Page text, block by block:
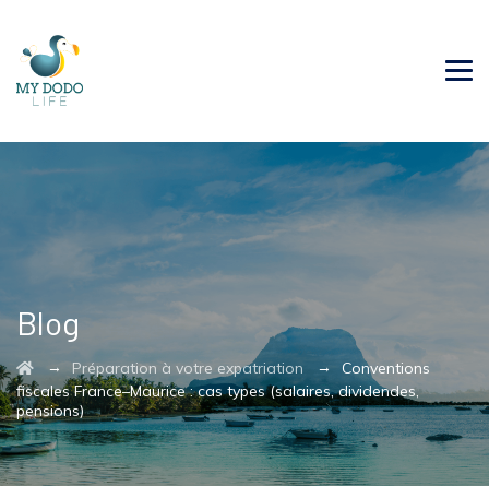
Blog
→ Préparation à votre expatriation → Conventions
fiscales France–Maurice : cas types (salaires, dividendes,
pensions)